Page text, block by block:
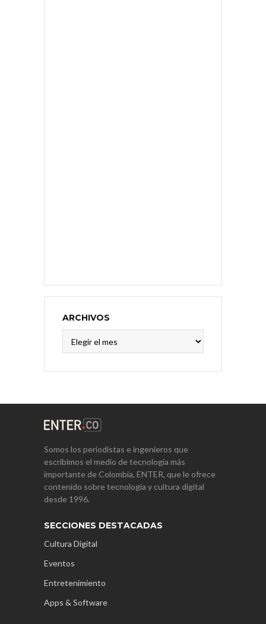
ARCHIVOS
Somos los periodistas e ingenieros que
escribimos el medio de tecnología más
importante de Colombia, ENTER, que le ofrece
contenido sobre tecnología y cultura digital
desde 1996.
SECCIONES DESTACADAS
Cultura Digital
Eventos
Entretenimiento
Apps & Software